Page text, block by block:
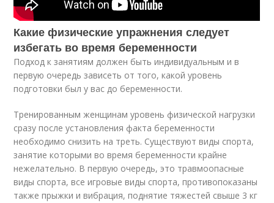
Какие физические упражнения следует
избегать во время беременности
Подход к занятиям должен быть индивидуальным и в
первую очередь зависеть от того, какой уровень
подготовки был у вас до беременности.
Тренированным женщинам уровень физической нагрузки
сразу после установления факта беременности
необходимо снизить на треть. Существуют виды спорта,
занятие которыми во время беременности крайне
нежелательно. В первую очередь, это травмоопасные
виды спорта, все игровые виды спорта, противопоказаны
также прыжки и вибрация, поднятие тяжестей свыше 3 кг